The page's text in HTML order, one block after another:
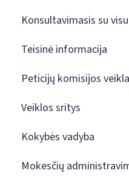
Konsultavimasis su
Teisinė informacija
Peticijų komisijos veikla
Veiklos sritys
Kokybės vadyba
Mokesčių